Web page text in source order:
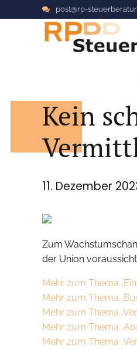
post@rp-
Kein
11. Dezember
Zum
der Union
Mehr zum Thema
Mehr zum Thema
Mehr zum Thema
Mehr zum Thema
Mehr zum Thema